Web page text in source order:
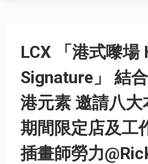
LCX 「港式嚟場
Signature」 結
港元素 邀請八
期間限定店及工
插畫師勞力